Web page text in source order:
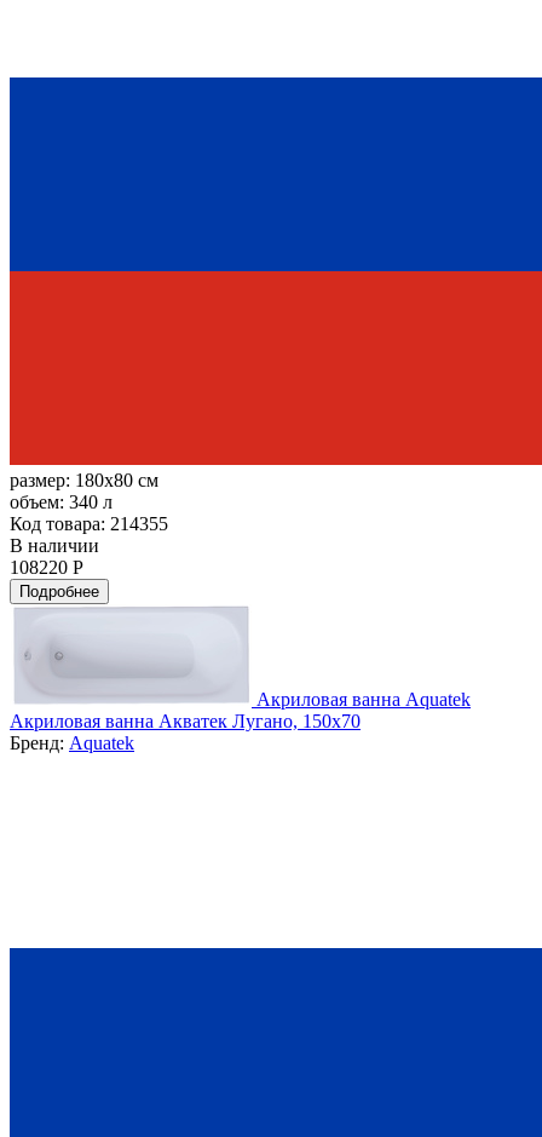
размер: 180x80 см
объем: 340 л
Код товара: 214355
В наличии
108220 Р
Подробнее
Акриловая ванна Aquatek
Акриловая ванна Акватек Лугано, 150х70
Бренд: Aquatek